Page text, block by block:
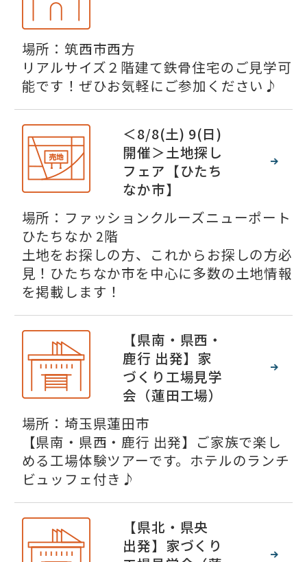
場所：筑西市西方
リアルサイズ２階建て鉄骨住宅のご見学可
能です！ぜひお気軽にご参加ください♪
＜8/8(土) 9(日)
開催＞土地探し
フェア【ひたち
なか市】
場所：ファッションクルーズニューポート
ひたちなか 2階
土地をお探しの方、これからお探しの方必
見！ひたちなか市を中心に多数の土地情報
を掲載します！
【県南・県西・
鹿行 出発】家
づくり工場見学
会（蓮田工場）
場所：埼玉県蓮田市
【県南・県西・鹿行 出発】ご家族で楽し
める工場体験ツアーです。ホテルのランチ
ビュッフェ付き♪
【県北・県央
出発】家づくり